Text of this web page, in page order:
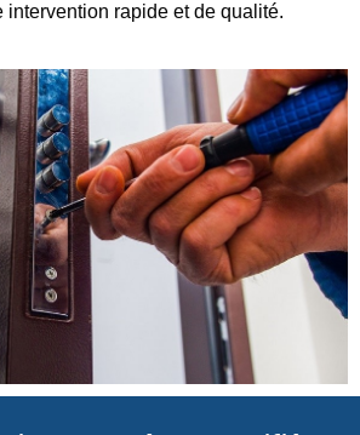
intervention rapide et de qualité.